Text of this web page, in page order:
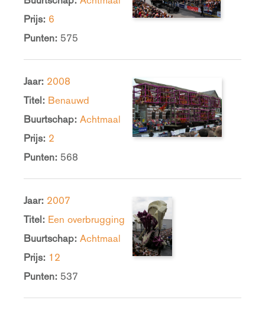
Prijs: 6
Punten: 575
Jaar: 2008
Titel: Benauwd
Buurtschap: Achtmaal
Prijs: 2
Punten: 568
Jaar: 2007
Titel: Een overbrugging
Buurtschap: Achtmaal
Prijs: 12
Punten: 537